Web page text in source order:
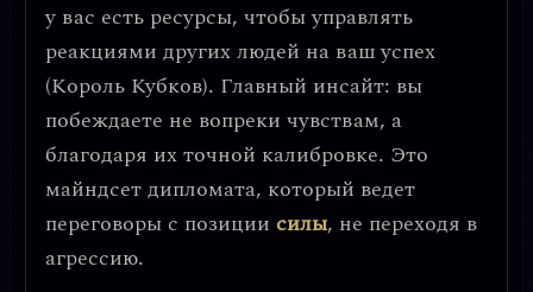
у вас есть ресурсы, чтобы управлять
реакциями других людей на ваш успех
(Король Кубков). Главный инсайт: вы
побеждаете не вопреки чувствам, а
благодаря их точной калибровке. Это
майндсет дипломата, который ведет
переговоры с позиции силы, не переходя в
агрессию.